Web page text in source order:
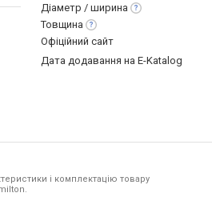
Діаметр / ширина
Товщина
Офіційний сайт
Дата додавання на E-Katalog
і комплектацію товару